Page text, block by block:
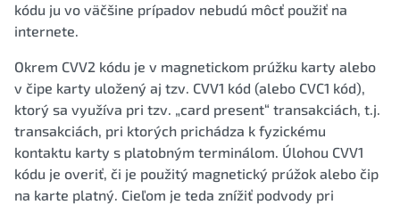
kódu ju vo väčšine prípadov nebudú môcť použiť na
internete.
Okrem CVV2 kódu je v magnetickom prúžku karty alebo
v čipe karty uložený aj tzv. CVV1 kód (alebo CVC1 kód),
ktorý sa využíva pri tzv. „card present“ transakciách, t.j.
transakciách, pri ktorých prichádza k fyzickému
kontaktu karty s platobným terminálom. Úlohou CVV1
kódu je overiť, či je použitý magnetický prúžok alebo čip
na karte platný. Cieľom je teda znížiť podvody pri